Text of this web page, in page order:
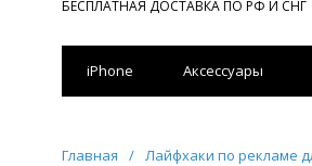
БЕСПЛАТНАЯ ДОСТАВКА ПО РФ И СНГ
iPhone Аксессуары
Главная / Лайфхаки по рекламе